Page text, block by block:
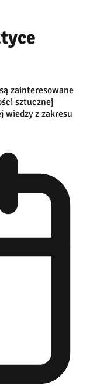
zainteresowane
sztucznej
wiedzy z zakresu